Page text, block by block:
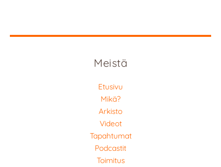
Meistä
Etusivu
Mikä?
Arkisto
Videot
Tapahtumat
Podcastit
Toimitus